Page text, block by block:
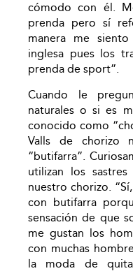
cómodo con él.
prenda pero sí
manera me
inglesa pues los
prenda de sport”.
Cuando le
naturales o si es
conocido como
Valls de chorizo
“butifarra”.
utilizan los
nuestro chorizo.
con butifarra
sensación de que
me gustan los
con muchas
la moda de